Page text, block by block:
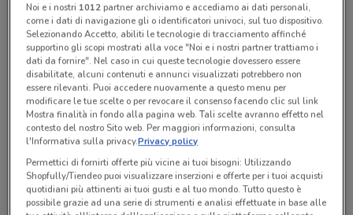
Ci dispiace, al momento non abbiamo pubblicato
volantini nella tua zona. Riprova più tardi.
Noi e i nostri 1012partner archiviamo e accediamo ai dati personali,
come i dati di navigazione gli o identificatori univoci, sul tuo dispositivo.
Selezionando Accetto, abiliti le tecnologie di tracciamento affinché
supportino gli scopi mostrati alla voce "Noi e i nostri partner trattiamo i
dati da fornire". Nel caso in cui queste tecnologie dovessero essere
disabilitate, alcuni contenuti e annunci visualizzati potrebbero non
essere rilevanti. Puoi accedere nuovamente a questo menu per
modificare le tue scelte o per revocare il consenso facendo clic sul link
Mostra finalità in fondo alla pagina web. Tali scelte avranno effetto nel
contesto del nostro Sito web. Per maggiori informazioni, consulta
l'Informativa sulla privacy.Privacy policy
Permettici di fornirti offerte più vicine ai tuoi bisogni: Utilizzando
Shopfully/Tiendeo puoi visualizzare inserzioni e offerte per i tuoi acquisti
quotidiani più attinenti ai tuoi gusti e al tuo mondo. Tutto questo è
possibile grazie ad una serie di strumenti e analisi effettuate in base alle